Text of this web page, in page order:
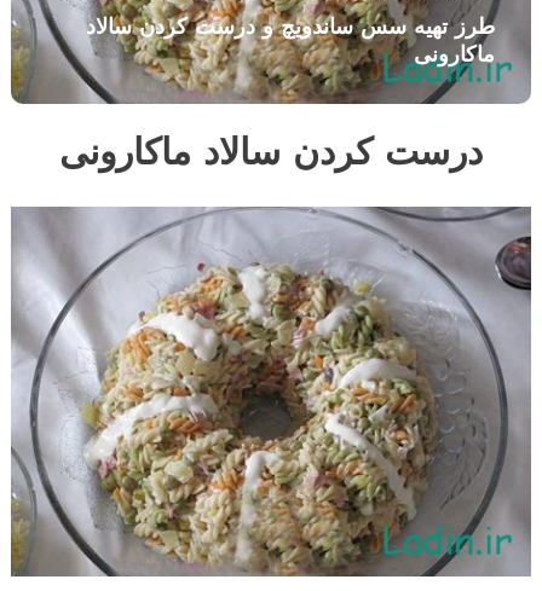
طرز تهیه سس ساندويچ و درست کردن سالاد
ماکارونی
درست کردن سالاد ماکارونی